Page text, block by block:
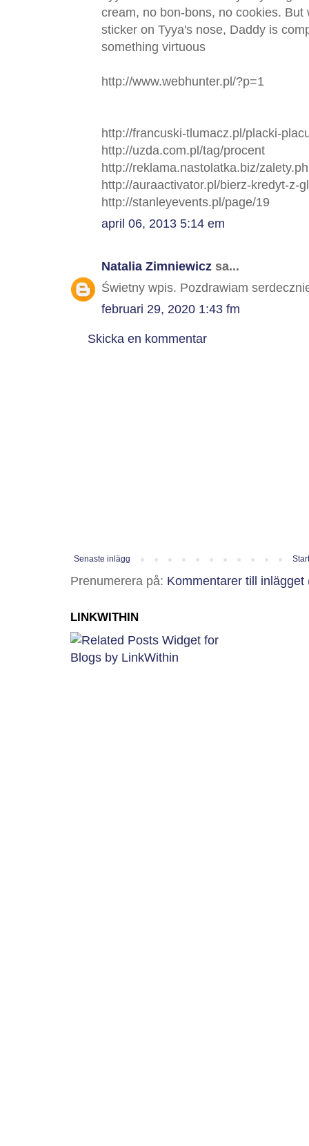
cream, no bon-bons, no cookies.
sticker on Tyya's nose, Daddy is
something virtuous
http://www.webhunter.pl/?p=1
http://francuski-tlumacz.pl/placki-
http://uzda.com.pl/tag/procent
http://reklama.nastolatka.biz/
http://auraactivator.pl/bierz-kredyt-z-
http://stanleyevents.pl/page/19
april 06, 2013 5:14 em
Natalia Zimniewicz sa...
Świetny wpis. Pozdrawiam
februari 29, 2020 1:43 fm
Skicka en kommentar
Senaste inlägg
Prenumerera på: Kommentarer till inlägget
LINKWITHIN